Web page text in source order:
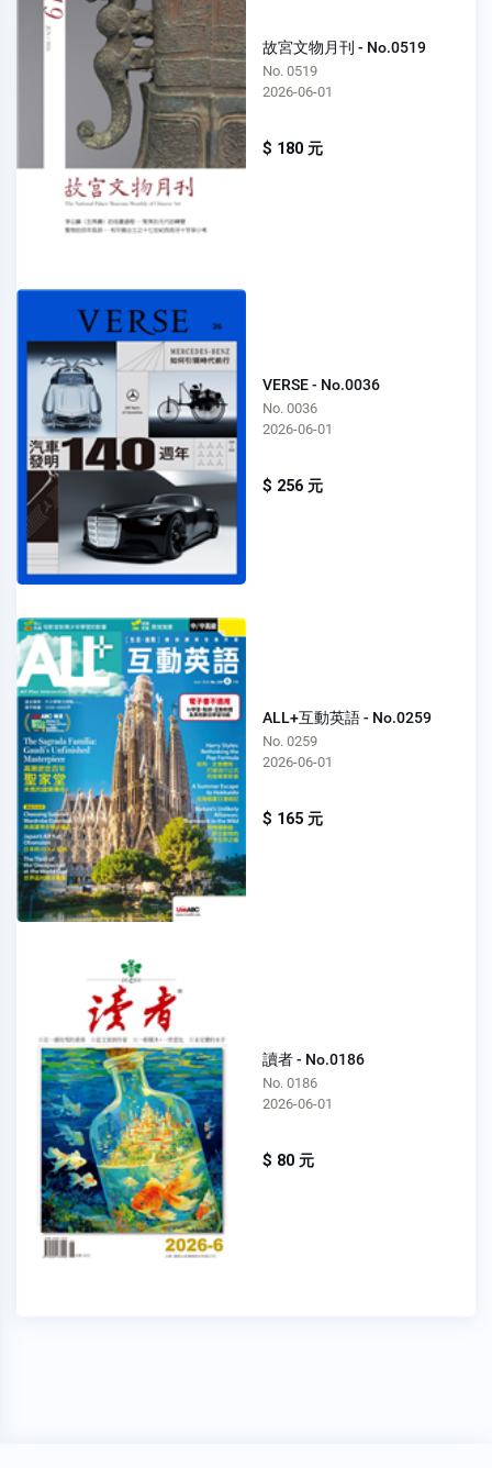
故宮文物月刊 - No.0519
No. 0519
2026-06-01
$ 180 元
VERSE - No.0036
No. 0036
2026-06-01
$ 256 元
ALL+互動英語 - No.0259
No. 0259
2026-06-01
$ 165 元
讀者 - No.0186
No. 0186
2026-06-01
$ 80 元